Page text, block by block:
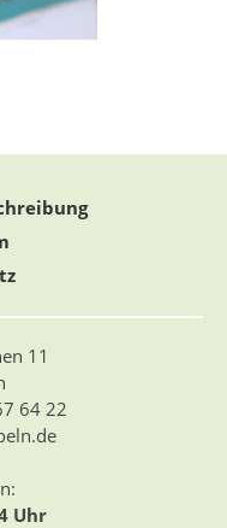
11
64 22
Uhr